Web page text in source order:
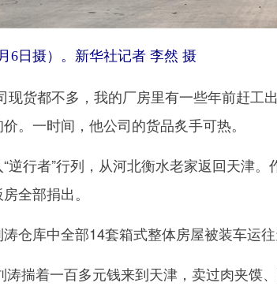
6日摄）。新华社记者 李然 摄
货都不多，我的厂房里有一些年前赶工
。一时间，他公司的货品炙手可热。
行者”行列，从河北衡水老家返回天津。
全部捐出。
库中全部14套箱式整体房屋被装车运往
着一百多元钱来到天津，卖过肉夹馍